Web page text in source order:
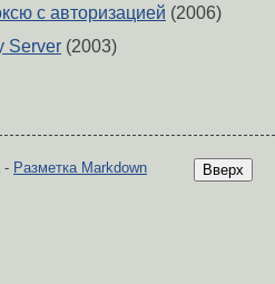
с авторизацией (2006)
Server (2003)
Вверх
- Разметка Markdown